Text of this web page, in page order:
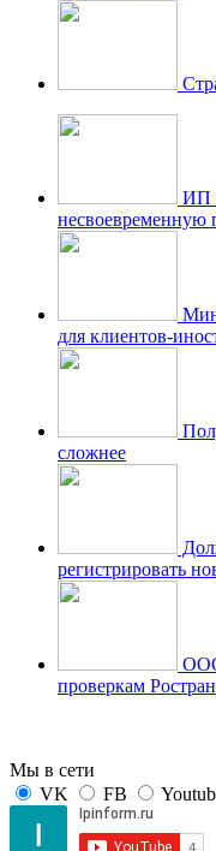
ИП
несвоевременную
для клиентов-
сложнее
регистрировать
проверкам
Мы в сети
VK
FB